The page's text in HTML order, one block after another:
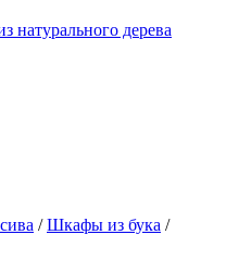
натурального дерева
/Шкафы из бука /